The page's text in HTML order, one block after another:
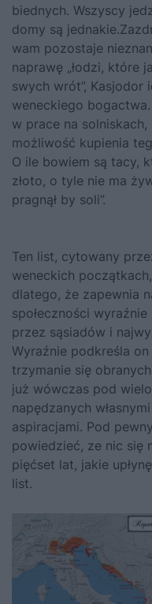
biednych. Wszyscy
domy są
wam pozostaje
naprawę „łodzi, które
swych wrót”, Kasjodor
weneckiego bogactwa.
w prace na
możliwość kupienia
O ile bowiem są tacy,
złoto, o tyle nie ma
pragnął by soli”.
Ten list, cytowany
weneckich
dlatego, że zapewnia
społeczności
przez sąsiadów i
Wyraźnie podkreśla
trzymanie się
już wówczas pod
napędzanych
aspiracjami. Pod
powiedzieć, ze nic się
pięćset lat, jakie
list.